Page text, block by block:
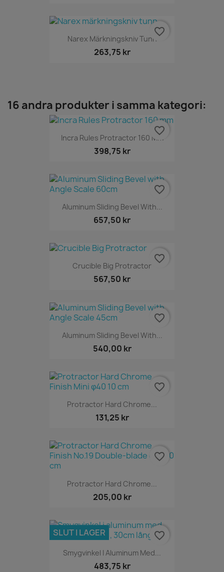
Narex Märkningskniv Tunn
263,75 kr
favorite_border
16 andra produkter i samma kategori:
Incra Rules Protractor 160 Mm
398,75 kr
favorite_border
Aluminum Sliding Bevel With...
657,50 kr
favorite_border
Crucible Big Protractor
567,50 kr
favorite_border
Aluminum Sliding Bevel With...
540,00 kr
favorite_border
Protractor Hard Chrome...
131,25 kr
favorite_border
Protractor Hard Chrome...
205,00 kr
favorite_border
Smygvinkel I Aluminum Med...
483,75 kr
SLUT I LAGER favorite_border